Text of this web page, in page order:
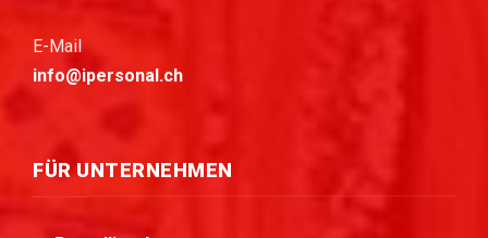
E-Mail
info@ipersonal.ch
FÜR UNTERNEHMEN